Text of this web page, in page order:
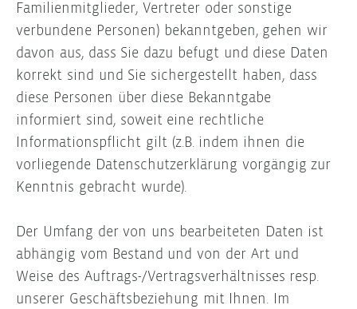
Familienmitglieder, Vertreter oder sonstige
verbundene Personen) bekanntgeben, gehen wir
davon aus, dass Sie dazu befugt und diese Daten
korrekt sind und Sie sichergestellt haben, dass
diese Personen über diese Bekanntgabe
informiert sind, soweit eine rechtliche
Informationspflicht gilt (z.B. indem ihnen die
vorliegende Datenschutzerklärung vorgängig zur
Kenntnis gebracht wurde).
Der Umfang der von uns bearbeiteten Daten ist
abhängig vom Bestand und von der Art und
Weise des Auftrags-/Vertragsverhältnisses resp.
unserer Geschäftsbeziehung mit Ihnen. Im